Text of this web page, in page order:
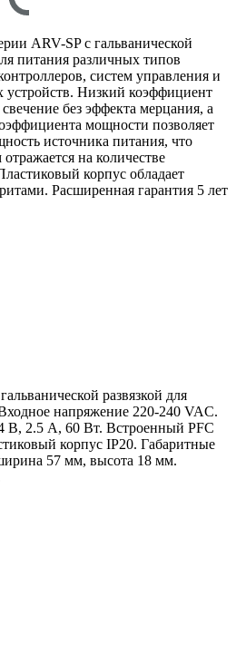
ARV-SP с гальванической
питания различных типов
систем управления и
устройств. Низкий коэффициент
без эффекта мерцания, а
мощности позволяет
источника питания, что
на количестве
корпус обладает
Расширенная гарантия 5 лет
развязкой для
напряжение 220-240 VAC.
В, 2.5 А, 60 Вт. Встроенный PFC
корпус IP20. Габаритные
57 мм, высота 18 мм.